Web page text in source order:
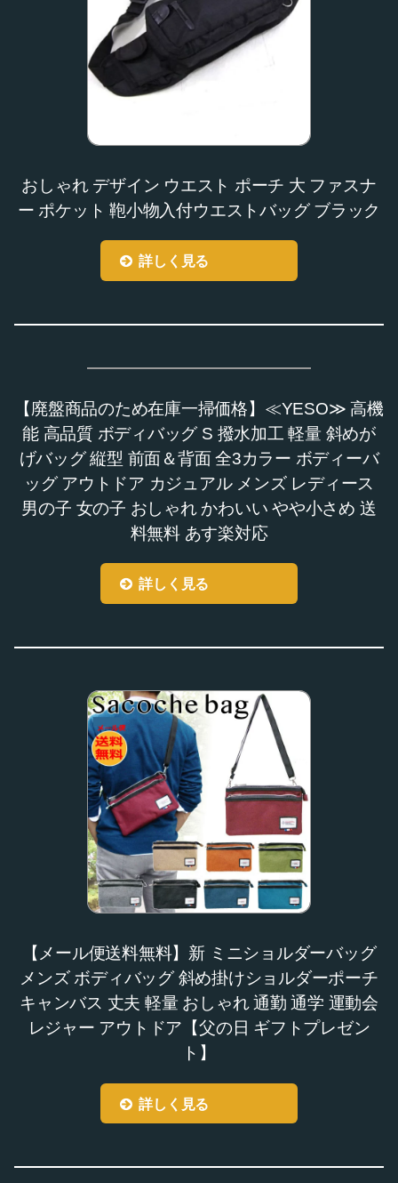
おしゃれ デザイン ウエスト ポーチ 大 ファスナ
ー ポケット 鞄小物入付ウエストバッグ ブラック
詳しく見る
【廃盤商品のため在庫一掃価格】≪YESO≫ 高機
能 高品質 ボディバッグ S 撥水加工 軽量 斜めが
げバッグ 縦型 前面＆背面 全3カラー ボディーバ
ッグ アウトドア カジュアル メンズ レディース
男の子 女の子 おしゃれ かわいい やや小さめ 送
料無料 あす楽対応
詳しく見る
【メール便送料無料】新 ミニショルダーバッグ
メンズ ボディバッグ 斜め掛けショルダーポーチ
キャンバス 丈夫 軽量 おしゃれ 通勤 通学 運動会
レジャー アウトドア【父の日 ギフトプレゼン
ト】
詳しく見る